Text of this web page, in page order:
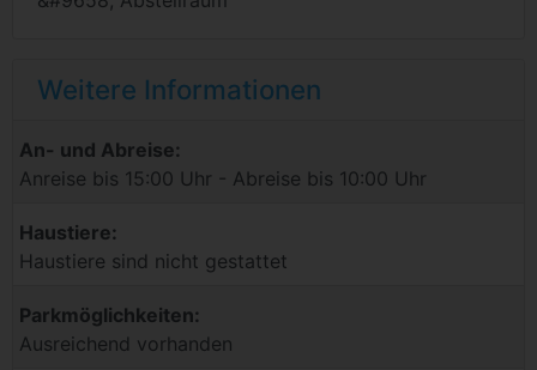
Weitere Informationen
An- und Abreise:
Anreise bis 15:00 Uhr - Abreise bis 10:00 Uhr
Haustiere:
Haustiere sind nicht gestattet
Parkmöglichkeiten:
Ausreichend vorhanden